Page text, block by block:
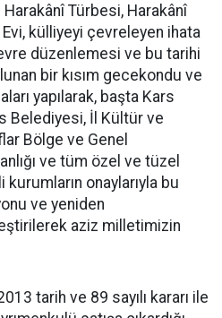
Harakânî Türbesi, Harakânî
külliyeyi çevreleyen ihata
düzenlemesi ve bu tarihi
bir kısım gecekondu ve
yapılarak, başta Kars
Belediyesi, İl Kültür ve
Bölge ve Genel
ve tüm özel ve tüzel
onaylarıyla bu
ve yeniden
aziz milletimizin
tarih ve 89 sayılı kararı ile